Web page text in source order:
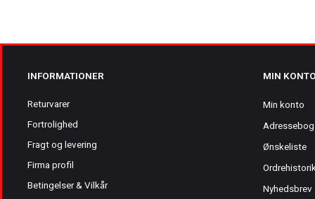
INFORMATIONER
Returvarer
Fortrolighed
Fragt og levering
Firma profil
Betingelser & Vilkår
MIN
Min konto
Adressebog
Ønskeliste
Nyhedsbrev